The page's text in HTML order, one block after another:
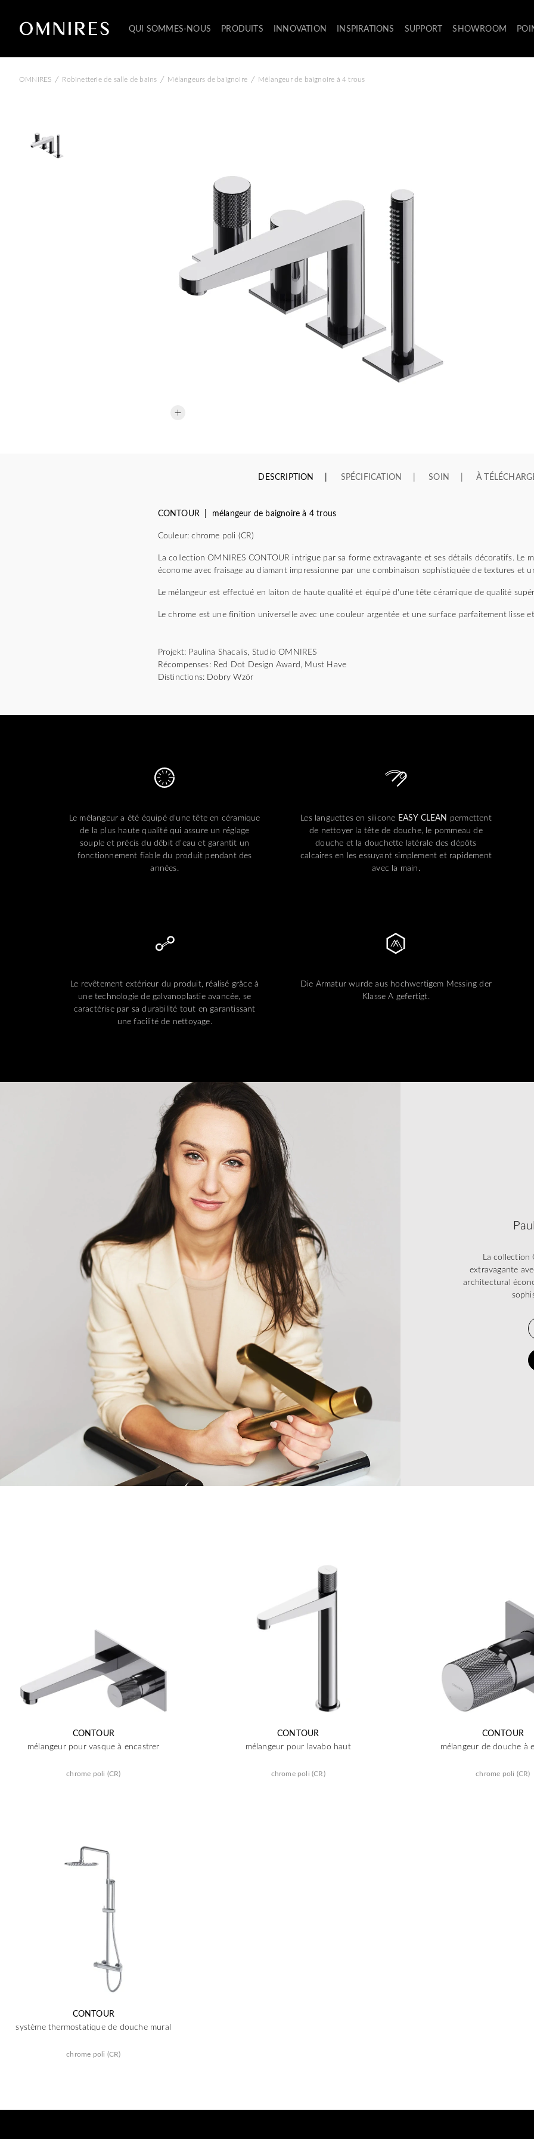
QUI SOMMES-NOUS PRODUITS INNOVATION INSPIRATIONS SUPPORT SHOWROOM
OMNIRES / Robinetterie de salle de bains / Mélangeurs de baignoire / Mélangeur de baignoire à 4 trous
DESCRIPTION SPÉCIFICATION SOIN À
CONTOUR | mélangeur de baignoire à 4 trous
Couleur: chrome poli (CR)
La collection OMNIRES CONTOUR intrigue par sa forme extravagante et ses détails décoratifs. Le
économe avec fraisage au diamant impressionne par une combinaison sophistiquée de textures et
Le mélangeur est effectué en laiton de haute qualité et équipé d'une tête céramique de qualité
Le chrome est une finition universelle avec une couleur argentée et une surface parfaitement lisse
Projekt: Paulina Shacalis, Studio OMNIRES
Récompenses: Red Dot Design Award, Must Have
Distinctions: Dobry Wzór
Le mélangeur a été équipé d'une tête en céramique
de la plus haute qualité qui assure un réglage
souple et précis du débit d'eau et garantit un
fonctionnement fiable du produit pendant des
années.
Les languettes en silicone EASY CLEAN permettent
de nettoyer la tête de douche, le pommeau de
douche et la douchette latérale des dépôts
calcaires en les essuyant simplement et rapidement
avec la main.
Le revêtement extérieur du produit, réalisé grâce à
une technologie de galvanoplastie avancée, se
caractérise par sa durabilité tout en garantissant
une facilité de nettoyage.
Die Armatur wurde aus hochwertigem Messing der
Klasse A gefertigt.
La collection
extravagante
architectural
CONTOUR
mélangeur pour vasque à encastrer
chrome poli (CR)
CONTOUR
mélangeur pour lavabo haut
chrome poli (CR)
CONTOUR
mélangeur de douche à
chrome poli (CR)
CONTOUR
système thermostatique de douche mural
chrome poli (CR)